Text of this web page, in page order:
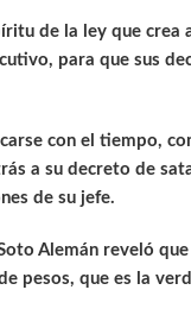
de la ley que crea
para que sus
con el tiempo,
a su decreto de
de su jefe.
Alemán reveló
pesos, que es la